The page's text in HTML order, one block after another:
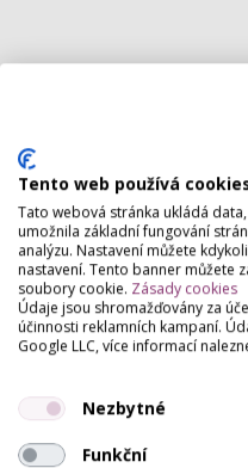
Lilie
Krymská 166,
Nabízíme
dredy,
copánky) a
Hair
Bratří
hodnoceným
více než 100
Tento web používá
Tato webová stránka ukládá
umožnila základní fungování
analýzu. Nastavení můžete
nastavení. Tento banner můžete
soubory cookie. Zásady cookies
Údaje jsou shromažďovány za
účinnosti reklamních kampaní.
Google LLC, více informací
Nezbytné
Funkční